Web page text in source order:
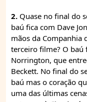
2. Quase no final do
baú fica com Dave
mãos da Companhia
terceiro filme? O baú
Norrington, que
Beckett. No final do
baú mas o coração
uma das últimas